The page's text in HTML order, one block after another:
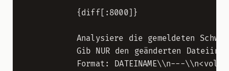
          {diff[:8000]}
Analysiere die gemeldeten
Gib NUR den geänderten
Format: DATEINAME\\n---